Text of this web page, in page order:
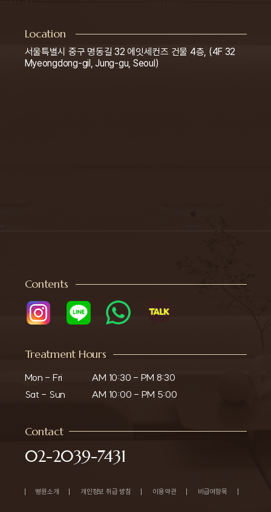
Location
서울특별시 중구 명동길 32 에잇세컨즈 건물 4층, (4F 32
Myeongdong-gil, Jung-gu, Seoul)
Contents
Treatment Hours
Mon - Fri
Sat - Sun
AM 10:30 - PM 8:30
AM 10:00 - PM 5:00
Contact
02-2039-7431
병원소개 개인정보 취급 방침 이용약관 비급여항목